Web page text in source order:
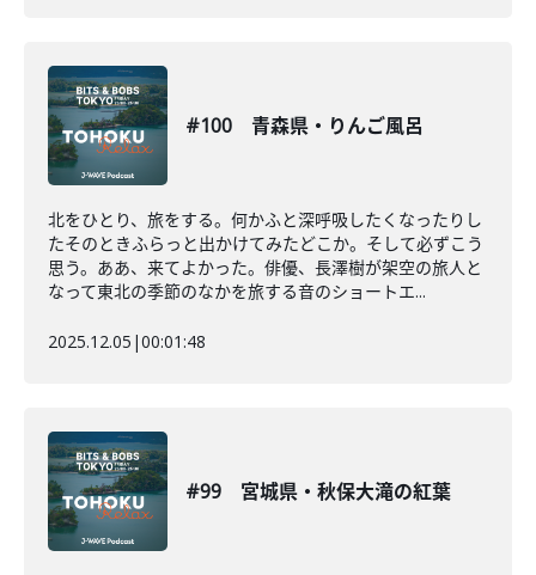
#100 青森県・りんご風呂
北をひとり、旅をする。何かふと深呼吸したくなったりし
たそのときふらっと出かけてみたどこか。そして必ずこう
思う。ああ、来てよかった。俳優、長澤樹が架空の旅人と
なって東北の季節のなかを旅する音のショートエ...
2025.12.05 |00:01:48
#99 宮城県・秋保大滝の紅葉